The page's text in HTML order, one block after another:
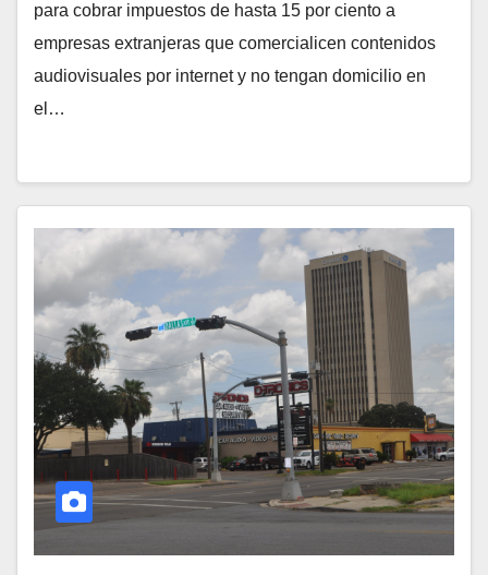
para cobrar impuestos de hasta 15 por ciento a
empresas extranjeras que comercialicen contenidos
audiovisuales por internet y no tengan domicilio en
el…